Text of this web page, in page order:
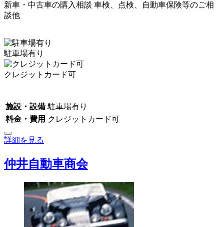
新車・中古車の購入相談 車検、点検、自動車保険等のご相
談他
駐車場有り
クレジットカード可
施設・設備 駐車場有り
料金・費用 クレジットカード可
詳細を見る
仲井自動車商会